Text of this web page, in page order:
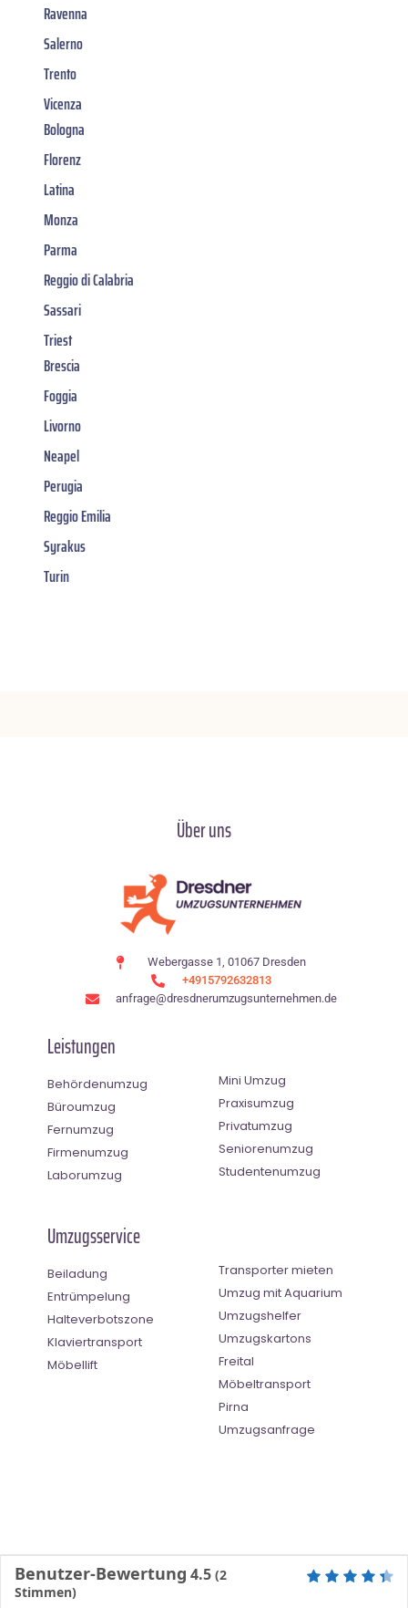
Ravenna
Salerno
Trento
Vicenza
Bologna
Florenz
Latina
Monza
Parma
Reggio di Calabria
Sassari
Triest
Brescia
Foggia
Livorno
Neapel
Perugia
Reggio Emilia
Syrakus
Turin
Über uns
Webergasse 1, 01067 Dresden
+4915792632813
anfrage@dresdnerumzugsunternehmen.de
Leistungen
Behördenumzug
Büroumzug
Fernumzug
Firmenumzug
Laborumzug
Mini Umzug
Praxisumzug
Privatumzug
Seniorenumzug
Studentenumzug
Umzugsservice
Beiladung
Entrümpelung
Halteverbotszone
Klaviertransport
Möbellift
Transporter mieten
Umzug mit Aquarium
Umzugshelfer
Umzugskartons
Freital
Möbeltransport
Pirna
Umzugsanfrage
Benutzer-Bewertung 4.5 (2
Stimmen)